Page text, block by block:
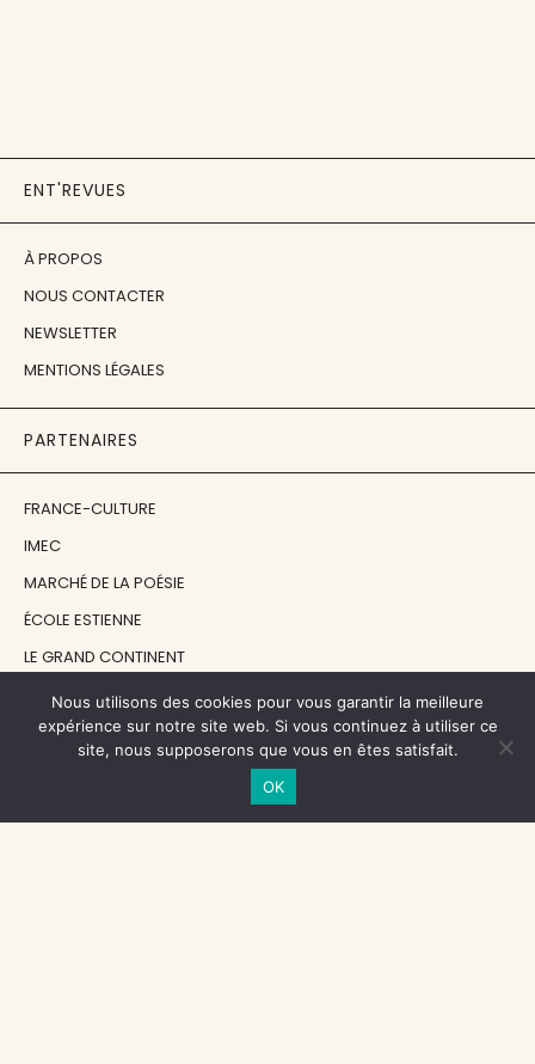
ENT'REVUES
À PROPOS
NOUS CONTACTER
NEWSLETTER
MENTIONS LÉGALES
PARTENAIRES
FRANCE-CULTURE
IMEC
MARCHÉ DE LA POÉSIE
ÉCOLE ESTIENNE
LE GRAND CONTINENT
DIACRITIK
EN ATTENDANT NADEAU
Nous utilisons des cookies pour vous garantir la meilleure
expérience sur notre site web. Si vous continuez à utiliser ce
site, nous supposerons que vous en êtes satisfait.
OK